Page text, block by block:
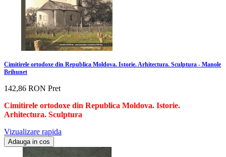
Cimitirele ortodoxe din Republica Moldova. Istorie. Arhitectura. Sculptura - Manole
Brihunet
142,86 RON Pret
Cimitirele ortodoxe din Republica Moldova. Istorie.
Arhitectura. Sculptura
Vizualizare rapida
Adauga in cos